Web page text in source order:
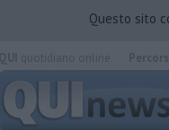
Questo sito